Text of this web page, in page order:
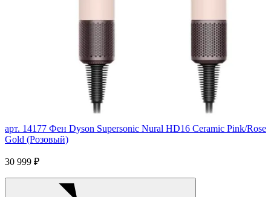
арт. 14177 Фен Dyson Supersonic Nural HD16 Ceramic Pink/Rose
Gold (Розовый)
30 999 ₽